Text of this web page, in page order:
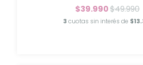
$39.990$49.990
3 cuotas sin interés de